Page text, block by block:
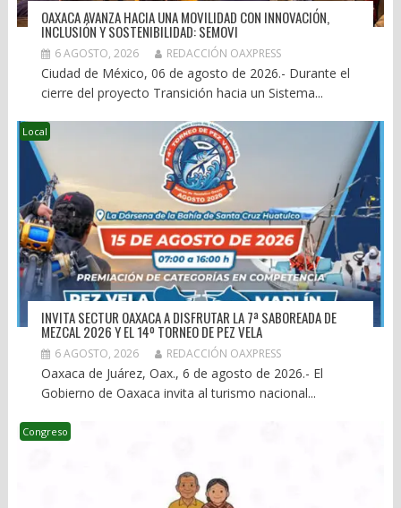
OAXACA AVANZA HACIA UNA MOVILIDAD CON INNOVACIÓN,
INCLUSIÓN Y SOSTENIBILIDAD: SEMOVI
6 AGOSTO, 2026 REDACCIÓN OAXPRESS
Ciudad de México, 06 de agosto de 2026.- Durante el
cierre del proyecto Transición hacia un Sistema...
Local
INVITA SECTUR OAXACA A DISFRUTAR LA 7ª SABOREADA DE
MEZCAL 2026 Y EL 14º TORNEO DE PEZ VELA
6 AGOSTO, 2026 REDACCIÓN OAXPRESS
Oaxaca de Juárez, Oax., 6 de agosto de 2026.- El
Gobierno de Oaxaca invita al turismo nacional...
Congreso